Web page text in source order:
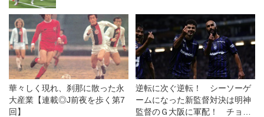
華々しく現れ、刹那に散った永
大産業【連載◎J前夜を歩く第7
回】
逆転に次ぐ逆転！ シーソーゲ
ームになった新監督対決は明神
監督のＧ大阪に軍配！ チョウ